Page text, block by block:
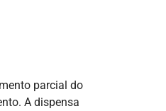
parcial do
A dispensa